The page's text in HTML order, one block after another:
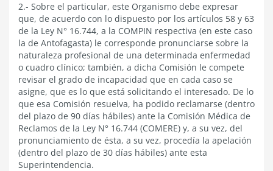
2.- Sobre el particular, este Organismo debe expresar
que, de acuerdo con lo dispuesto por los artículos 58 y 63
de la Ley N° 16.744, a la COMPIN respectiva (en este caso
la de Antofagasta) le corresponde pronunciarse sobre la
naturaleza profesional de una determinada enfermedad
o cuadro clínico; también, a dicha Comisión le compete
revisar el grado de incapacidad que en cada caso se
asigne, que es lo que está solicitando el interesado. De lo
que esa Comisión resuelva, ha podido reclamarse (dentro
del plazo de 90 días hábiles) ante la Comisión Médica de
Reclamos de la Ley N° 16.744 (COMERE) y, a su vez, del
pronunciamiento de ésta, a su vez, procedía la apelación
(dentro del plazo de 30 días hábiles) ante esta
Superintendencia.